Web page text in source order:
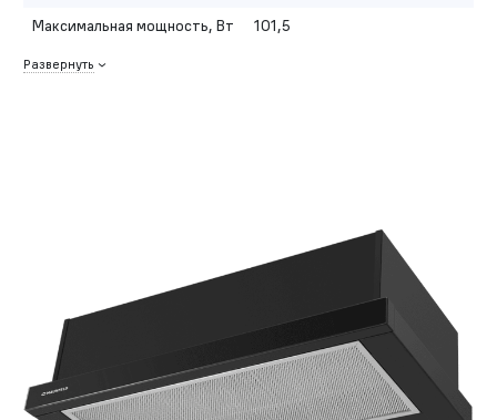
Максимальная мощность, Вт 101,5
Развернуть